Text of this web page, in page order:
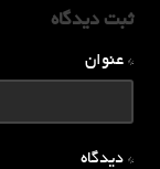
ثبت دیدگاه
* عنوان
* دیدگاه